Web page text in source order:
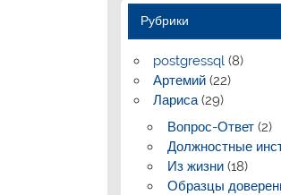
Рубрики
postgressql (8)
Артемий (22)
Лариса(29)
Вопрос-Ответ(2)
Должностные
Из жизни(18)
Образцы